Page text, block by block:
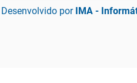
Desenvolvido por IMA -